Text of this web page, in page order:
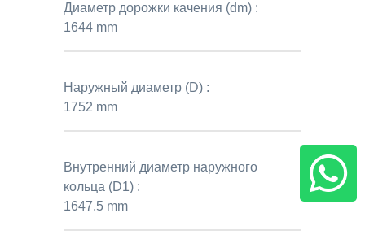
Диаметр дорожки качения (dm) :
1644 mm
Наружный диаметр (D) :
1752 mm
Внутренний диаметр наружного
кольца (D1) :
1647.5 mm